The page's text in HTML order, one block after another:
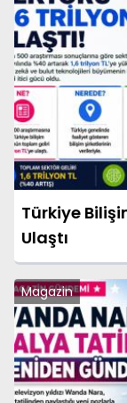
Türkiye
Ulaştı
Magazin